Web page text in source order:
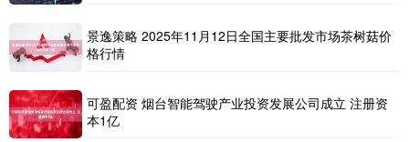
景逸策略 2025年11月12日全国主要批发市场茶树菇价
格行情
可盈配资 烟台智能驾驶产业投资发展公司成立 注册资
本1亿